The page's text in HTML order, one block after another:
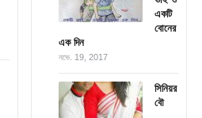
একটি
বোনের
এক দিন
নভে. 19, 2017
সিনিয়র
বৌ